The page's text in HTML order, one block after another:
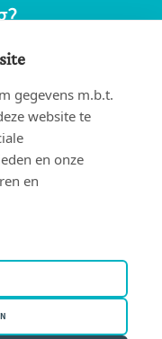
bij jou in de
gegevens m.b.t.
website te
en onze
en